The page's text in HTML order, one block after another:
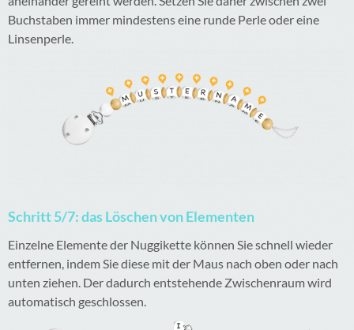
Buchstaben immer mindestens eine runde Perle oder eine
Linsenperle.
Schritt 5/7: das Löschen von Elementen
Einzelne Elemente der Nuggikette können Sie schnell wieder
entfernen, indem Sie diese mit der Maus nach oben oder nach
unten ziehen. Der dadurch entstehende Zwischenraum wird
automatisch geschlossen.